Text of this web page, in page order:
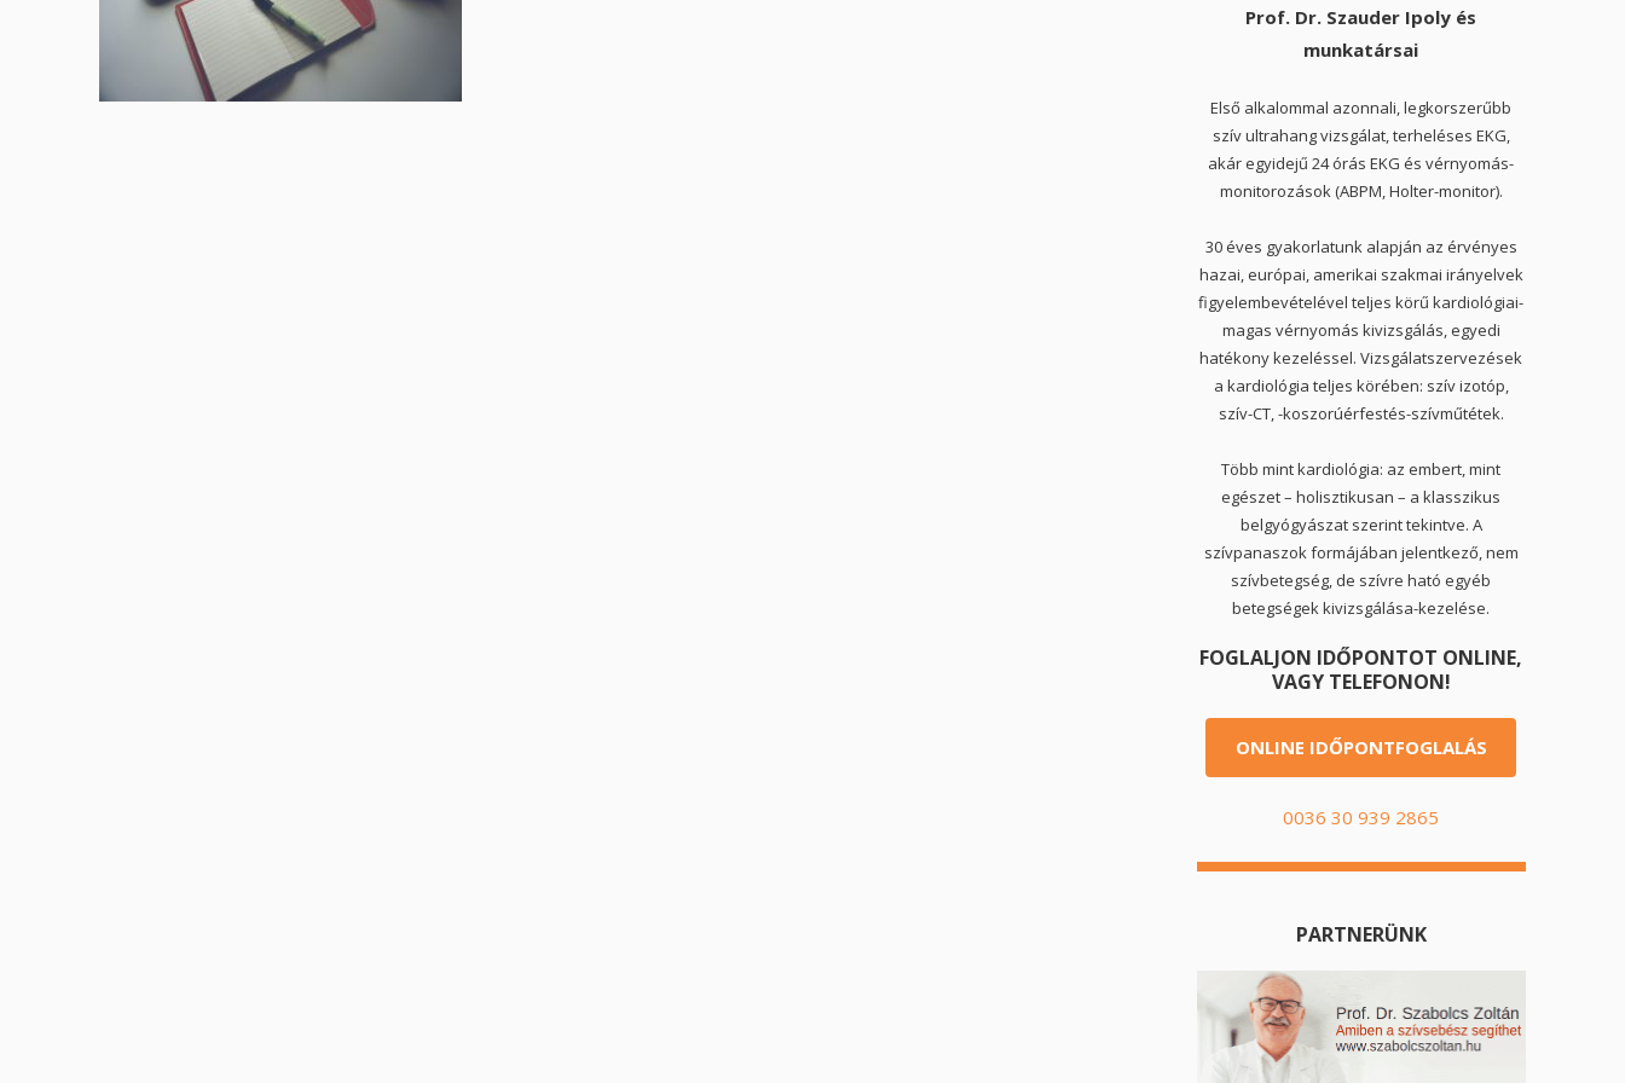
Prof. Dr. Szauder Ipoly és
munkatársai
Első alkalommal azonnali, legkorszerűbb
szív ultrahang vizsgálat, terheléses EKG,
akár egyidejű 24 órás EKG és vérnyomás-
monitorozások (ABPM, Holter-monitor).
30 éves gyakorlatunk alapján az érvényes
hazai, európai, amerikai szakmai irányelvek
figyelembevételével teljes körű kardiológiai-
magas vérnyomás kivizsgálás, egyedi
hatékony kezeléssel. Vizsgálatszervezések
a kardiológia teljes körében: szív izotóp,
szív-CT, -koszorúérfestés-szívműtétek.
Több mint kardiológia: az embert, mint
egészet – holisztikusan – a klasszikus
belgyógyászat szerint tekintve. A
szívpanaszok formájában jelentkező, nem
szívbetegség, de szívre ható egyéb
betegségek kivizsgálása-kezelése.
FOGLALJON IDŐPONTOT ONLINE,
VAGY TELEFONON!
ONLINE IDŐPONTFOGLALÁS
0036 30 939 2865
PARTNERÜNK